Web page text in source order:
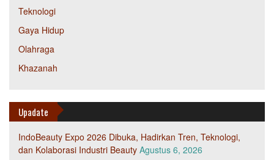
Teknologi
Gaya Hidup
Olahraga
Khazanah
Upadate
IndoBeauty Expo 2026 Dibuka, Hadirkan Tren, Teknologi,
dan Kolaborasi Industri Beauty Agustus 6, 2026